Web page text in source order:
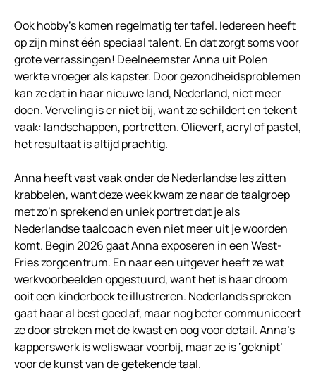
Ook hobby’s komen regelmatig ter tafel. Iedereen heeft
op zijn minst één speciaal talent. En dat zorgt soms voor
grote verrassingen! Deelneemster Anna uit Polen
werkte vroeger als kapster. Door gezondheidsproblemen
kan ze dat in haar nieuwe land, Nederland, niet meer
doen. Verveling is er niet bij, want ze schildert en tekent
vaak: landschappen, portretten. Olieverf, acryl of pastel,
het resultaat is altijd prachtig.
Anna heeft vast vaak onder de Nederlandse les zitten
krabbelen, want deze week kwam ze naar de taalgroep
met zo’n sprekend en uniek portret dat je als
Nederlandse taalcoach even niet meer uit je woorden
komt. Begin 2026 gaat Anna exposeren in een West-
Fries zorgcentrum. En naar een uitgever heeft ze wat
werkvoorbeelden opgestuurd, want het is haar droom
ooit een kinderboek te illustreren. Nederlands spreken
gaat haar al best goed af, maar nog beter communiceert
ze door streken met de kwast en oog voor detail. Anna’s
kapperswerk is weliswaar voorbij, maar ze is ‘geknipt’
voor de kunst van de getekende taal.